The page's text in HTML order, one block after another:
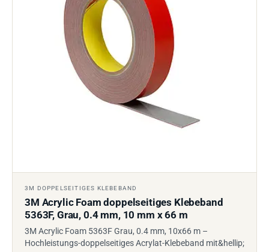
3M DOPPELSEITIGES KLEBEBAND
3M Acrylic Foam doppelseitiges Klebeband
5363F, Grau, 0.4 mm, 10 mm x 66 m
3M Acrylic Foam 5363F Grau, 0.4 mm, 10x66 m –
Hochleistungs-doppelseitiges Acrylat-Klebeband mit&hellip;